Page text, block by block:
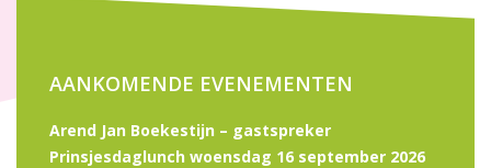
AANKOMENDE EVENEMENTEN
Arend Jan Boekestijn – gastspreker
Prinsjesdaglunch woensdag 16 september 2026